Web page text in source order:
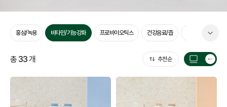
홍삼/녹용 비타민/기능강화 프로바이오틱스 건강음료/즙
총33개 추천순
목